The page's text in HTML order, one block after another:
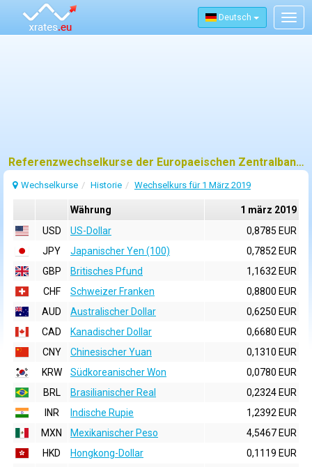
Deutsch
Referenzwechselkurse der Europaeischen Zentralbank (EZB) fuer 1 märz 2019
Wechselkurse Historie Wechselkurs für 1 März 2019
Währung
1 märz 2019
USD
US-Dollar
0,8785 EUR
JPY
Japanischer Yen (100)
0,7852 EUR
GBP
Britisches Pfund
1,1632 EUR
CHF
Schweizer Franken
0,8800 EUR
AUD
Australischer Dollar
0,6250 EUR
CAD
Kanadischer Dollar
0,6680 EUR
CNY
Chinesischer Yuan
0,1310 EUR
KRW
Südkoreanischer Won
0,0780 EUR
BRL
Brasilianischer Real
0,2324 EUR
INR
Indische Rupie
1,2392 EUR
MXN
Mexikanischer Peso
4,5467 EUR
HKD
Hongkong-Dollar
0,1119 EUR